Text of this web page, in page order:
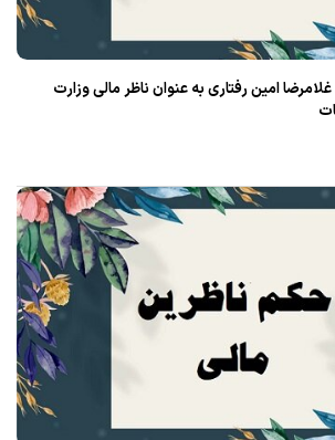
امین رفتاری به عنوان ناظر مالی وزارت